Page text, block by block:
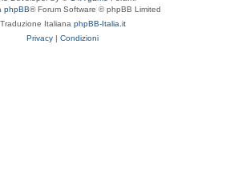
phpBB® Forum Software © phpBB Limited
Traduzione Italiana phpBB-Italia.it
Privacy | Condizioni